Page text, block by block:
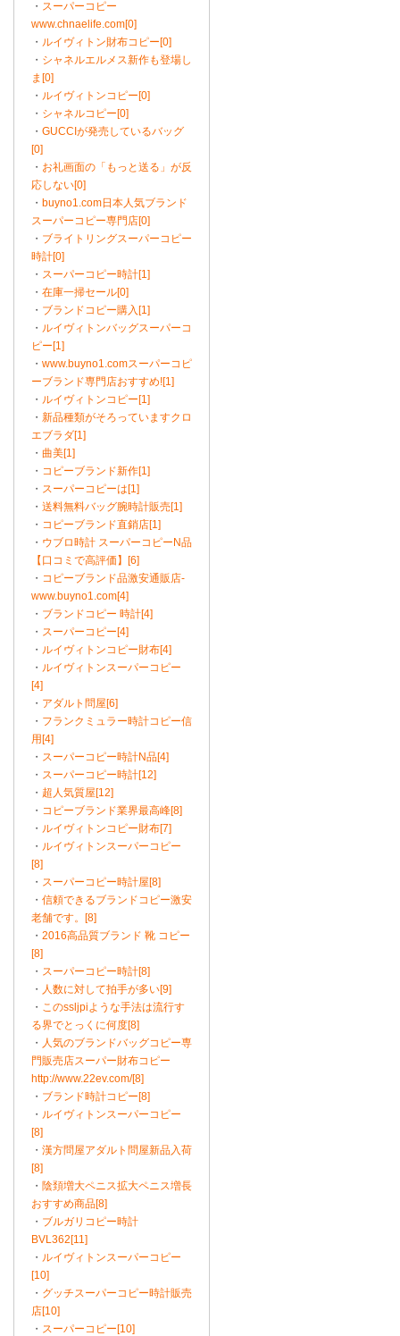
・ スーパーコピー
www.chnaelife.com[0]
・ ルイヴィトン財布コピー[0]
・ シャネルエルメス新作も登場し
ま[0]
・ ルイヴィトンコピー[0]
・ シャネルコピー[0]
・ GUCCIが発売しているバッグ
[0]
・ お礼画面の「もっと送る」が反
応しない[0]
・ buyno1.com日本人気ブランド
スーパーコピー専門店[0]
・ ブライトリングスーパーコピー
時計[0]
・ スーパーコピー時計[1]
・ 在庫一掃セール[0]
・ ブランドコピー購入[1]
・ ルイヴィトンバッグスーパーコ
ピー[1]
・ www.buyno1.comスーパーコピ
ーブランド専門店おすすめ![1]
・ ルイヴィトンコピー[1]
・ 新品種類がそろっていますクロ
エブラダ[1]
・ 曲美[1]
・ コピーブランド新作[1]
・ スーパーコピーは[1]
・ 送料無料バッグ腕時計販売[1]
・ コピーブランド直銷店[1]
・ ウブロ時計 スーパーコピーN品
【口コミで高評価】[6]
・ コピーブランド品激安通販店-
www.buyno1.com[4]
・ ブランドコピー 時計[4]
・ スーパーコピー[4]
・ ルイヴィトンコピー財布[4]
・ ルイヴィトンスーパーコピー
[4]
・ アダルト問屋[6]
・ フランクミュラー時計コピー信
用[4]
・ スーパーコピー時計N品[4]
・ スーパーコピー時計[12]
・ 超人気質屋[12]
・ コピーブランド業界最高峰[8]
・ ルイヴィトンコピー財布[7]
・ ルイヴィトンスーパーコピー
[8]
・ スーパーコピー時計屋[8]
・ 信頼できるブランドコピー激安
老舗です。[8]
・ 2016高品質ブランド 靴 コピー
[8]
・ スーパーコピー時計[8]
・ 人数に対して拍手が多い[9]
・ このssljpiような手法は流行す
る界でとっくに何度[8]
・ 人気のブランドバッグコピー専
門販売店スーパー財布コピー
http://www.22ev.com/[8]
・ ブランド時計コピー[8]
・ ルイヴィトンスーパーコピー
[8]
・ 漢方問屋アダルト問屋新品入荷
[8]
・ 陰頚増大ペニス拡大ペニス増長
おすすめ商品[8]
・ ブルガリコピー時計
BVL362[11]
・ ルイヴィトンスーパーコピー
[10]
・ グッチスーパーコピー時計販売
店[10]
・ スーパーコピー[10]